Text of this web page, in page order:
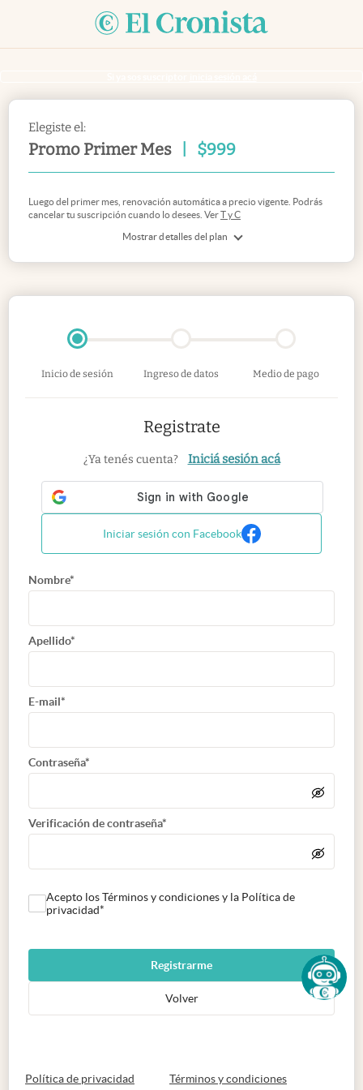
Elegiste el:
Promo Primer Mes $999
Mostrar detalles del plan
Luego del primer mes, renovación automática a precio vigente. Podrás
cancelar tu suscripción cuando lo desees. VerT y C
Inicio de sesión Ingreso de datos Medio de pago
Registrate
¿Ya tenés cuenta? Iniciá sesión acá
Iniciar sesión con Facebook
Nombre*
Apellido*
E-mail*
Contraseña*
Verificación de contraseña*
Acepto los Términos y condiciones y la Política de
privacidad*
Registrarme
Volver
Política de privacidad abre en nueva pestaña
Términos y condicionesabre en nueva